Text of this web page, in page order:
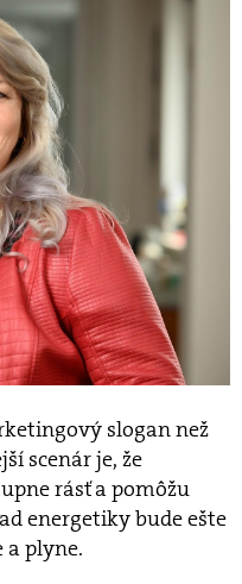
slogan než
scenár je, že
rásť a pomôžu
energetiky bude ešte
plyne.